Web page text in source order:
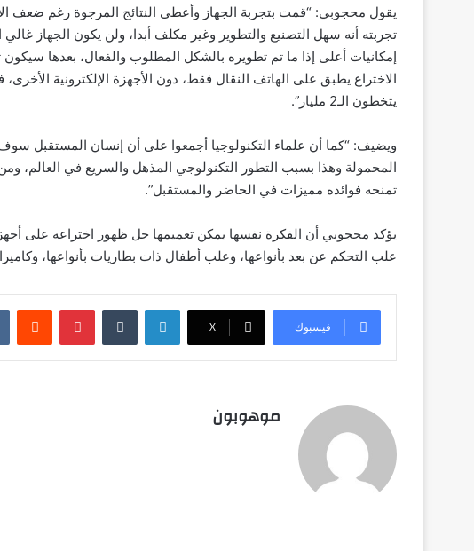
يقول محجوبي: “قمت بتجربة الجهاز وأعطى النتائج المرجوة رغم ضعف
تجربته أنه سهل التصنيع والتطوير وغير مكلف أبدا، ولن يكون الجهاز
إمكانيات أعلى إذا ما تم تطويره بالشكل المطلوب والفعال، بعدها
الاختراع يطبق على الهاتف النقال فقط، دون الأجهزة الإلكترونية
يتخطون الـ2 مليار”.
ويضيف: “كما أن علماء التكنولوجيا أجمعوا على أن إنسان المستقبل سوف
المحمولة وهذا بسبب التطور التكنولوجي المذهل والسريع في العالم،
تمنحه فوائده مميزات في الحاضر والمستقبل”.
يؤكد محجوبي أن الفكرة نفسها يمكن تعميمها حل ظهور اختراعه على
علب التحكم عن بعد بأنواعها، وعلب أطفال ذات بطاريات بأنواعها،
فيسبوك ‫X
لينكدإن بينتيريست
موهوبون